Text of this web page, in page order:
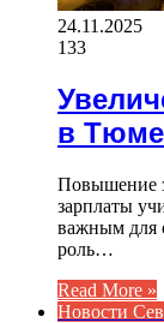
24.11.2025
133
в
Повышение
зарплаты
важным для
роль…
Read More »
Новости